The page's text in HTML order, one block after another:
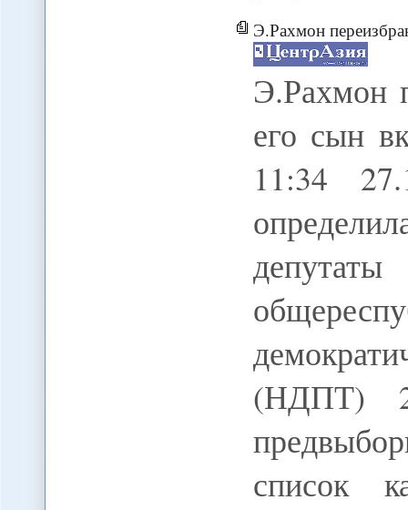
Э.Рахмон
Э.Рахмон
его сын
11:34
(НДПТ)
список